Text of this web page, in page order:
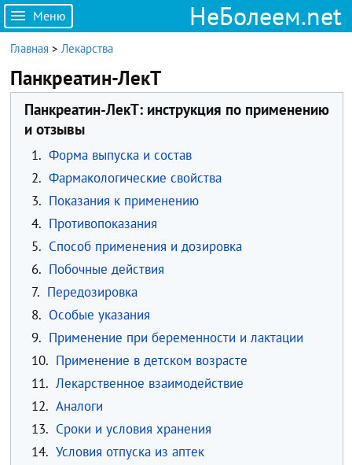
Меню НеБолеем.net
Главная >Лекарства
Панкреатин-ЛекТ
Панкреатин-ЛекТ: инструкция по применению
и отзывы
1. Форма выпуска и состав
2. Фармакологические свойства
3. Показания к применению
4. Противопоказания
5. Способ применения и дозировка
6. Побочные действия
7. Передозировка
8. Особые указания
9. Применение при беременности и лактации
10. Применение в детском возрасте
11. Лекарственное взаимодействие
12. Аналоги
13. Сроки и условия хранения
14. Условия отпуска из аптек